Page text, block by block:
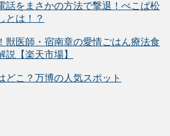
話をまさかの方法で撃退！ぺこぱ松
とは！？
獣医師・宿南章の愛情ごはん療法食
説【楽天市場】
どこ？万博の人気スポット